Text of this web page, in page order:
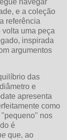
e a coleção
referência
volta uma peça
inspirada
argumentos
das
e
apresenta
como
nos
é
que, ao